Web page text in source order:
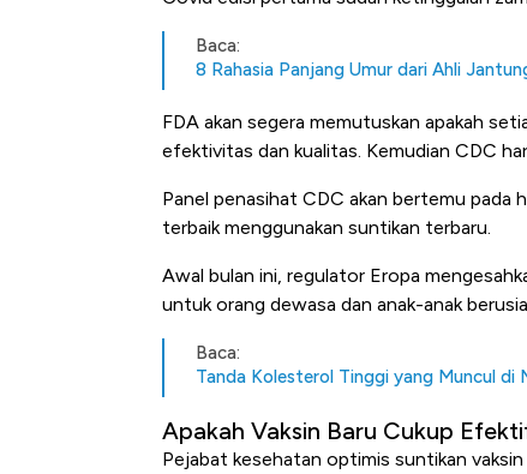
Baca:
8 Rahasia Panjang Umur dari Ahli
FDA akan segera memutuskan apakah
efektivitas dan kualitas. Kemudian CDC
Panel penasihat CDC akan bertemu pada
terbaik menggunakan suntikan terbaru.
Awal bulan ini, regulator Eropa
untuk orang dewasa dan anak-anak
Baca:
Tanda Kolesterol Tinggi yang Muncul di
Apakah Vaksin Baru Cukup
Pejabat kesehatan optimis suntikan